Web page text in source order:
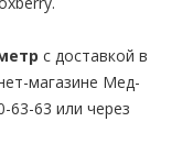
с доставкой в
магазине Мед-
63-63 или через